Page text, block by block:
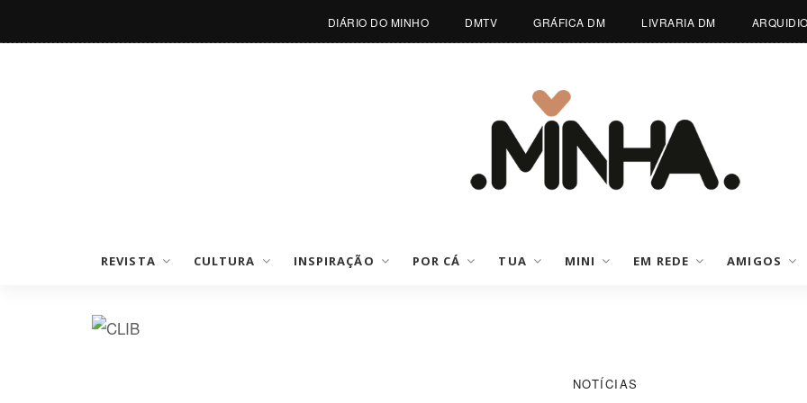
DIÁRIO DO MINHO DMTV GRÁFICA DM LIVRARIA DM
REVISTA CULTURA INSPIRAÇÃO POR CÁ TUA MINI EM REDE AMIGOS
NOTÍCIAS